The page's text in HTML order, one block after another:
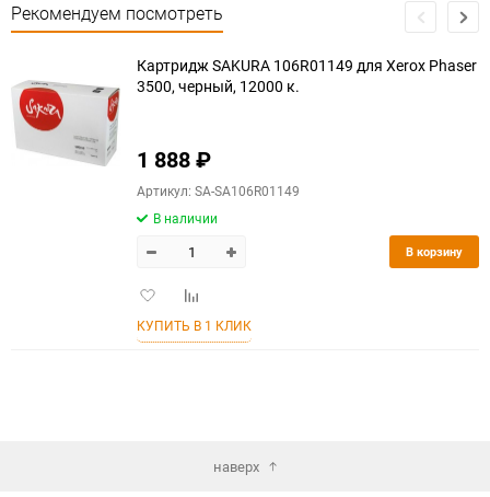
Рекомендуем посмотреть
Картридж SAKURA 106R01149 для Xerox Phaser
3500, черный, 12000 к.
1 888₽
Артикул: SA-SA106R01149
В наличии
Добавить
избранное
Добавить
сравнению
В корзину
КУПИТЬ В 1 КЛИК
наверх